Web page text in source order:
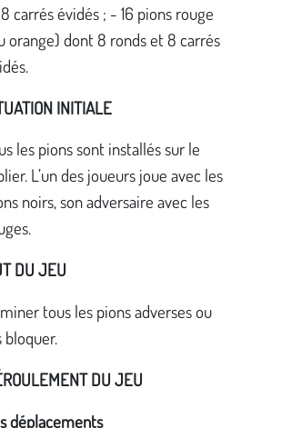
carrés évidés ; - 16 pions rouge
orange) dont 8 ronds et 8 carrés
INITIALE
les pions sont installés sur le
L’un des joueurs joue avec les
noirs, son adversaire avec les
DU JEU
tous les pions adverses ou
bloquer.
DU JEU
déplacements